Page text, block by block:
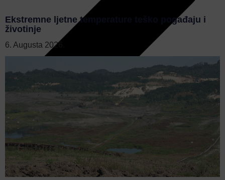
Ekstremne ljetne temperature teško pogađaju i
životinje
6. Augusta 2026.